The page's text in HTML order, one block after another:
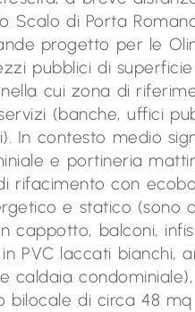
Scalo di Porta
progetto per le
pubblici di
cui zona di
(banche, uffici
In contesto medio
e portineria
con
e statico (sono
cappotto, balconi,
PVC laccati bianchi,
caldaia
bilocale di circa 48